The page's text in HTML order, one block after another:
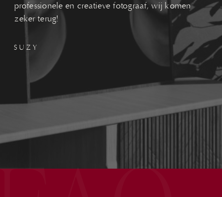
professionele en creatieve fotograaf, wij komen
zeker terug!
SUZY